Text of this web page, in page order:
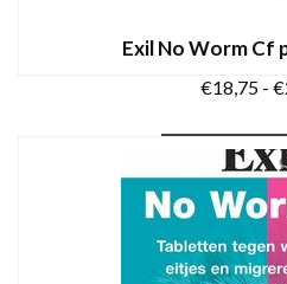
Exil No Worm Cf
€18,75 - €
OPTIES